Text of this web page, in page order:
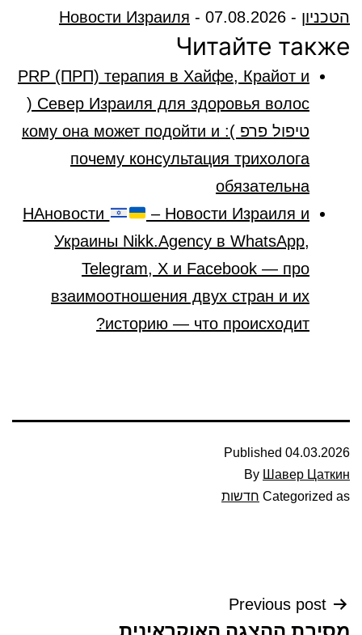
הטכניון -
07.08.2026
-
Новости Израиля
Читайте также
PRP (ПРП) терапия в Хайфе, Крайот и
Север Израиля для здоровья волос (
טיפול פרפ ): кому она может подойти и
почему консультация трихолога
обязательна
НАновости
– Новости Израиля и
Украины Nikk.Agency в WhatsApp,
Telegram, X и Facebook — про
взаимоотношения двух стран и их
историю — что происходит?
Published 04.03.2026
By Шавер Цаткин
Categorized as חדשות
ניווט
Previous post